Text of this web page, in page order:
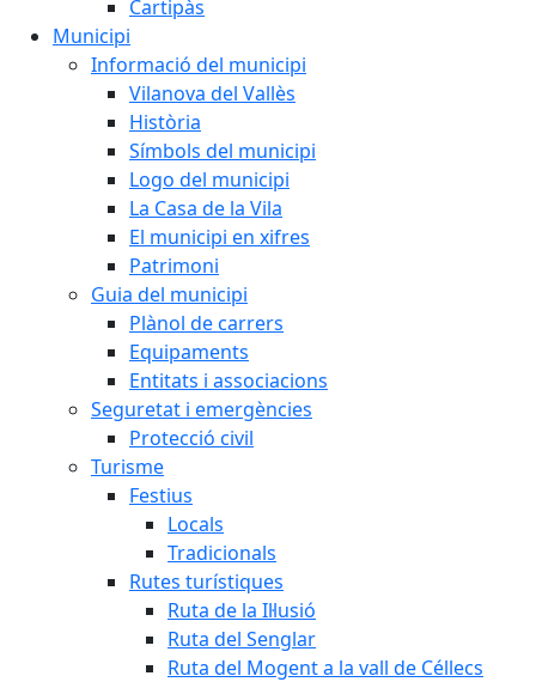
Cartipàs
Municipi
Informació del municipi
Vilanova del Vallès
Història
Símbols del municipi
Logo del municipi
La Casa de la Vila
El municipi en xifres
Patrimoni
Guia del municipi
Plànol de carrers
Equipaments
Entitats i associacions
Seguretat i emergències
Protecció civil
Turisme
Festius
Locals
Tradicionals
Rutes turístiques
Ruta de la Il·lusió
Ruta del Senglar
Ruta del Mogent a la vall de Céllecs